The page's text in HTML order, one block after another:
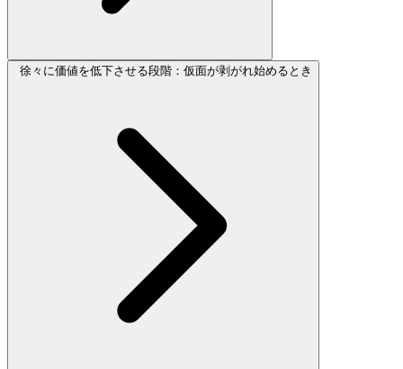
徐々に価値を低下させる段階：仮面が剥がれ始めるとき